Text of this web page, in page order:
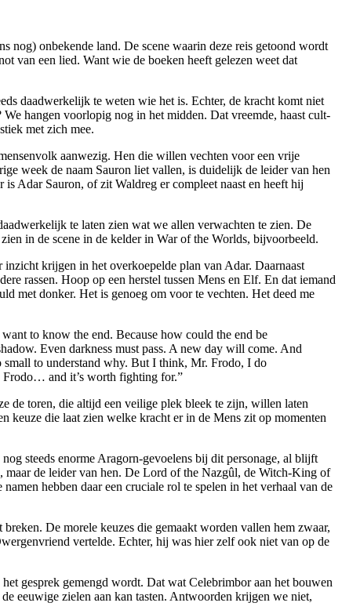
nog) onbekende land. De scene waarin deze reis getoond wordt
van een lied. Want wie de boeken heeft gelezen weet dat
daadwerkelijk te weten wie het is. Echter, de kracht komt niet
hangen voorlopig nog in het midden. Dat vreemde, haast cult-
met zich mee.
aanwezig. Hen die willen vechten voor een vrije
week de naam Sauron liet vallen, is duidelijk de leider van hen
Adar Sauron, of zit Waldreg er compleet naast en heeft hij
te laten zien wat we allen verwachten te zien. De
in de scene in de kelder in War of the Worlds, bijvoorbeeld.
krijgen in het overkoepelde plan van Adar. Daarnaast
rassen. Hoop op een herstel tussen Mens en Elf. En dat iemand
met donker. Het is genoeg om voor te vechten. Het deed me
to know the end. Because how could the end be
Even darkness must pass. A new day will come. And
small to understand why. But I think, Mr. Frodo, I do
Frodo… and it’s worth fighting for.”
de toren, die altijd een veilige plek bleek te zijn, willen laten
keuze die laat zien welke kracht er in de Mens zit op momenten
steeds enorme Aragorn-gevoelens bij dit personage, al blijft
de leider van hen. De Lord of the Nazgûl, de Witch-King of
hebben daar een cruciale rol te spelen in het verhaal van de
De morele keuzes die gemaakt worden vallen hem zwaar,
vertelde. Echter, hij was hier zelf ook niet van op de
gesprek gemengd wordt. Dat wat Celebrimbor aan het bouwen
eeuwige zielen aan kan tasten. Antwoorden krijgen we niet,